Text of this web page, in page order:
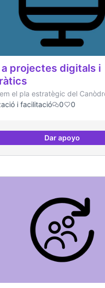
projectes digitals i
el pla estratègic del
i facilitació
0 0
Dar apoyo
Suport a